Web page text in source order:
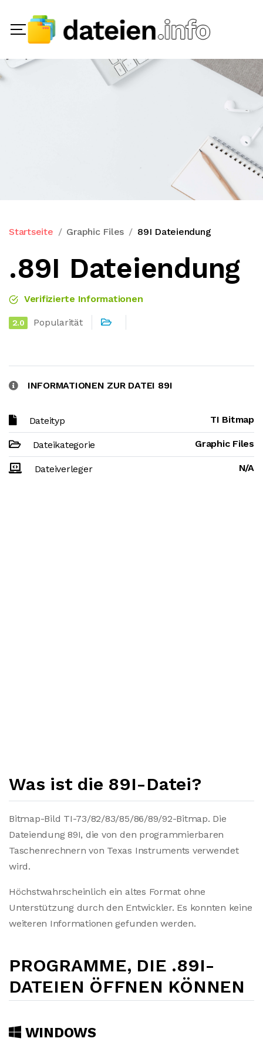
Startseite Graphic Files 89I Dateiendung
.89I Dateiendung
Verifizierte Informationen
2.0 Popularität
INFORMATIONEN ZUR DATEI 89I
Dateityp TI Bitmap
Dateikategorie Graphic Files
Dateiverleger N/A
Was ist die 89I-Datei?
Bitmap-Bild TI-73/82/83/85/86/89/92-Bitmap. Die
Dateiendung 89I, die von den programmierbaren
Taschenrechnern von Texas Instruments verwendet
wird.
Höchstwahrscheinlich ein altes Format ohne
Unterstützung durch den Entwickler. Es konnten keine
weiteren Informationen gefunden werden.
PROGRAMME, DIE .89I-
DATEIEN ÖFFNEN KÖNNEN
WINDOWS